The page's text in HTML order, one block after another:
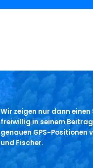
Wir zeigen nur dann
freiwillig in seinem
genauen GPS-Positionen
und Fischer.